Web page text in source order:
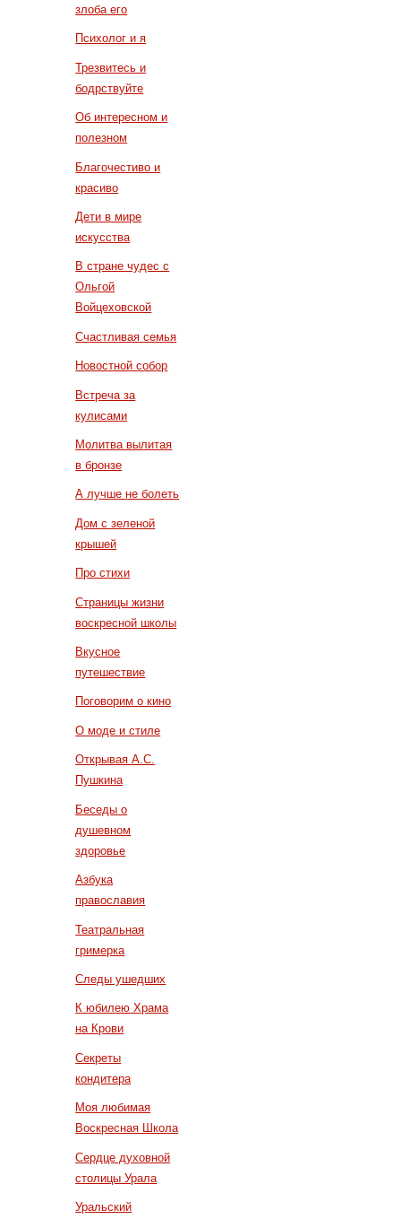
злоба его
Психолог и я
Трезвитесь и
бодрствуйте
Об интересном и
полезном
Благочестиво и
красиво
Дети в мире
искусства
В стране чудес с
Ольгой
Войцеховской
Счастливая семья
Новостной собор
Встреча за
кулисами
Молитва вылитая
в бронзе
А лучше не болеть
Дом с зеленой
крышей
Про стихи
Страницы жизни
воскресной школы
Вкусное
путешествие
Поговорим о кино
О моде и стиле
Открывая А.С.
Пушкина
Беседы о
душевном
здоровье
Азбука
православия
Театральная
гримерка
Следы ушедших
К юбилею Храма
на Крови
Секреты
кондитера
Моя любимая
Воскресная Школа
Сердце духовной
столицы Урала
Уральский